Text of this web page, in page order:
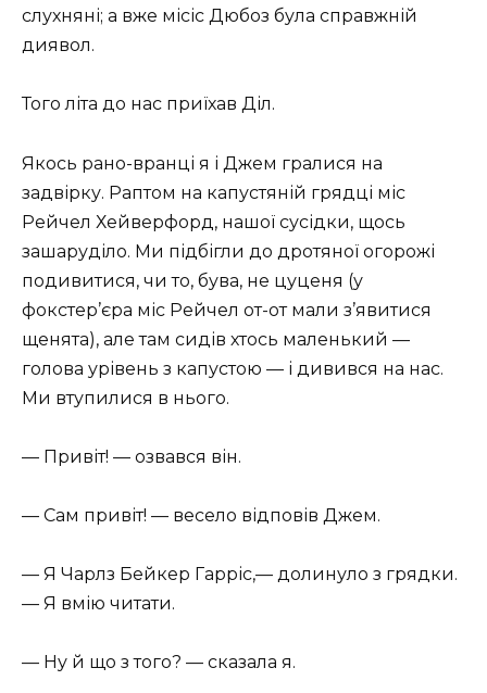
слухняні; а вже місіс Дюбоз була справжній
диявол.
Того літа до нас приїхав Діл.
Якось рано-вранці я і Джем гралися на
задвірку. Раптом на капустяній грядці міс
Рейчел Хейверфорд, нашої сусідки, щось
зашаруділо. Ми підбігли до дротяної огорожі
подивитися, чи то, бува, не цуценя (у
фокстер’єра міс Рейчел от-от мали з’явитися
щенята), але там сидів хтось маленький —
голова урівень з капустою — і дивився на нас.
Ми втупилися в нього.
— Привіт! — озвався він.
— Сам привіт! — весело відповів Джем.
— Я Чарлз Бейкер Гарріс,— долинуло з грядки.
— Я вмію читати.
— Ну й що з того? — сказала я.